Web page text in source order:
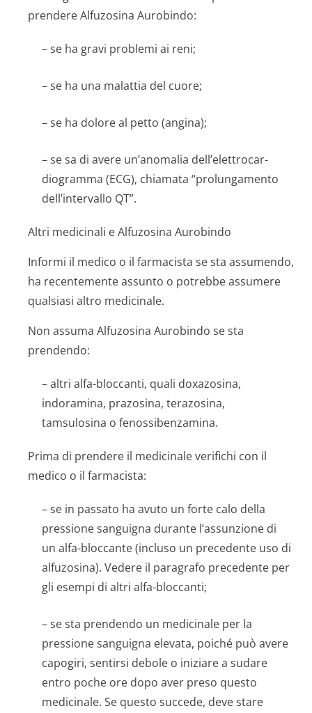
prendere Alfuzosina Aurobindo:
– se ha gravi problemi ai reni;
– se ha una malattia del cuore;
– se ha dolore al petto (angina);
– se sa di avere un’anomalia dell’elettrocar­
diogramma (ECG), chiamata “prolungamento
dell’intervallo QT”.
Altri medicinali e Alfuzosina Aurobindo
Informi il medico o il farmacista se sta assumendo,
ha recentemente assunto o potrebbe assumere
qualsiasi altro medicinale.
Non assuma Alfuzosina Aurobindo se sta
prendendo:
– altri alfa-bloccanti, quali doxazosina,
indoramina, prazosina, terazosina,
tamsulosina o fenossibenzamina.
Prima di prendere il medicinale verifichi con il
medico o il farmacista:
– se in passato ha avuto un forte calo della
pressione sanguigna durante l’assunzione di
un alfa-bloccante (incluso un precedente uso di
alfuzosina). Vedere il paragrafo precedente per
gli esempi di altri alfa-bloccanti;
– se sta prendendo un medicinale per la
pressione sanguigna elevata, poiché può avere
capogiri, sentirsi debole o iniziare a sudare
entro poche ore dopo aver preso questo
medicinale. Se questo succede, deve stare